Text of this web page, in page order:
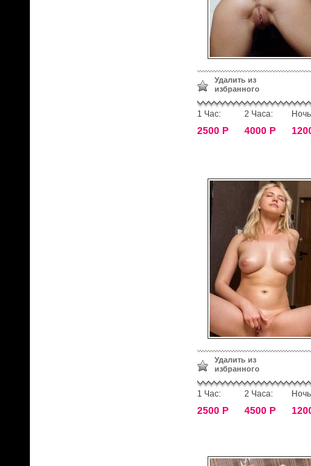
Удалить из
избранного
1 Час:
2500 Р
2 Часа:
4000 Р
Удалить из
избранного
1 Час:
2500 Р
2 Часа:
4500 Р